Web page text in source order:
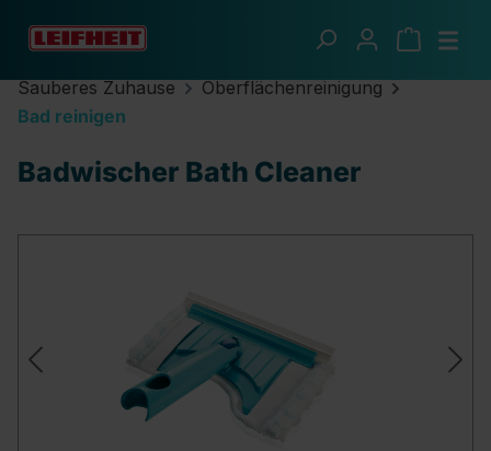
Zum Hauptinhalt springen
Sauberes Zuhause
Oberflächenreinigung
Bad reinigen
Badwischer Bath Cleaner